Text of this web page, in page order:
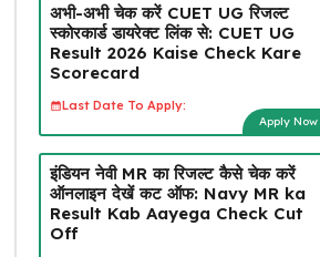
अभी-अभी चेक करें CUET UG रिजल्ट
स्कोरकार्ड डायरेक्ट लिंक से: CUET UG
Result 2026 Kaise Check Kare
Scorecard
Last Date To Apply:
Apply Now
इंडियन नेवी MR का रिजल्ट कैसे चेक करें
ऑनलाइन देखें कट ऑफ: Navy MR ka
Result Kab Aayega Check Cut
Off